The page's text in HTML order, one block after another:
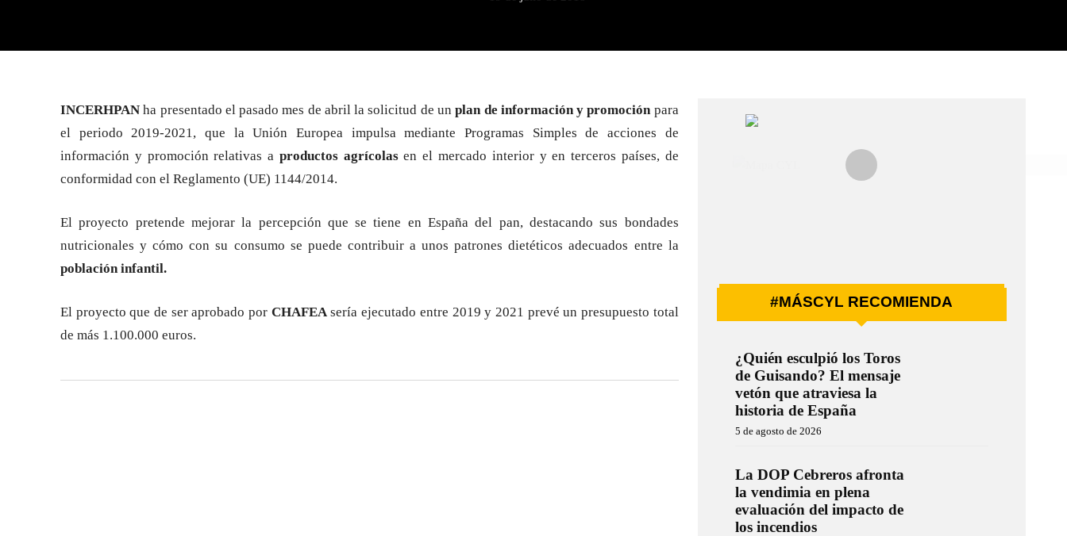
INCERHPAN ha presentado el pasado mes de abril la solicitud de unplan de información y promociónpara
el periodo 2019-2021, que la Unión Europea impulsa mediante Programas Simples de acciones de
información y promoción relativas a productos agrícolasen el mercado interior y en terceros países, de
conformidad con el Reglamento (UE) 1144/2014.
El proyecto pretende mejorar la percepción que se tiene en España del pan, destacando sus bondades
nutricionales y cómo con su consumo se puede contribuir a unos patrones dietéticos adecuados entre la
población infantil.
El proyecto que de ser aprobado por CHAFEAsería ejecutado entre 2019 y 2021 prevé un presupuesto total
de más 1.100.000 euros.
#MÁSCYL RECOMIENDA
¿Quién esculpió los Toros
de Guisando? El mensaje
vetón que atraviesa la
historia de España
5 de agosto de 2026
La DOP Cebreros afronta
la vendimia en plena
evaluación del impacto de
los incendios